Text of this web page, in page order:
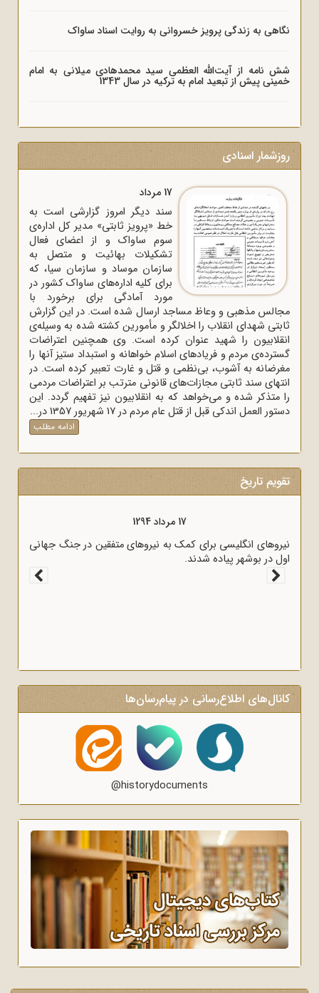
نگاهی به زندگی پرویز خسروانی به روایت اسناد ساواک
شش نامه از آیت‌الله العظمی سید محمدهادی میلانی به امام
خمینی پیش از تبعید امام به ترکیه در سال 1343
روزشمار اسنادی
17 مرداد
سند دیگر امروز گزارشی است به
خط «پرویز ثابتی» مدیر کل اداره‌ی
سوم ساواک و از اعضای فعال
تشکیلات بهائیت و متصل به
سازمان موساد و سازمان سیا، که
برای کلیه اداره‌های ساواک‌ کشور در
مورد آمادگی برای برخورد با
مجالس مذهبی و وعاظ مساجد ارسال شده است. در این گزارش
ثابتی شهدای انقلاب را اخلالگر و مأمورین کشته شده به وسیله‌ی
انقلابیون را شهید عنوان کرده است. وی همچنین اعتراضات
گسترده‌ی مردم و فریادهای اسلام خواهانه و استبداد ستیز آنها را
مغرضانه به آشوب، بی‌نظمی و قتل و غارت تعبیر کرده است. در
انتهای سند ثابتی مجازات‌های قانونی مترتب بر اعتراضات مردمی
را متذکر شده و می‌خواهد که به انقلابیون نیز تفهیم گردد. این
دستور العمل اندکی قبل از قتل عام مردم در 17 شهریور 1357 در...
ادامه مطلب
تقویم تاریخ
نیروهای انگلیسی برای کمک به نیروهایرا مستعمره انگلستان می‌کرد، به وسیله
کانال‌های اطلاع‌رسانی در پیام‌رسان‌ها
@historydocuments